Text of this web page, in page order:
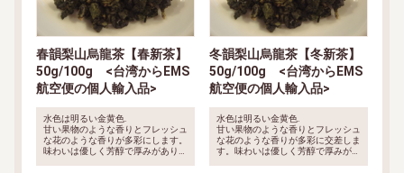
春韻梨山烏龍茶【春新茶】
50g/100g <台湾からEMS
航空便の個人輸入品>
水色は明るい金黄色.
甘い果物のような香りとフレッシュ
な花のような香りが多彩にします。
味わいは優しく芳醇で厚みがありま
冬韻梨山烏龍茶【冬新茶】
50g/100g <台湾からEMS
航空便の個人輸入品>
水色は明るい金黄色.
甘い果物のような香りとフレッシュ
な花のような香りが多彩に交差しま
す。味わいは優しく芳醇で厚みがあ